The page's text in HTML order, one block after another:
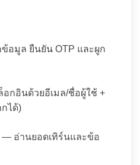
อมูล ยืนยัน OTP และผูก
อกอินด้วยอีเมล/ชื่อผู้ใช้ +
ได้)
— อ่านยอดเทิร์นและข้อ